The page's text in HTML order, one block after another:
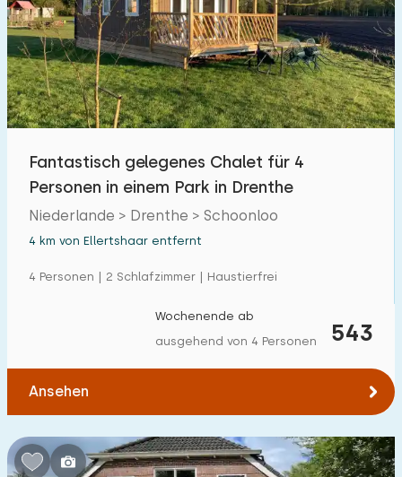
Fantastisch gelegenes Chalet für 4
Personen in einem Park in Drenthe
Niederlande > Drenthe > Schoonloo
4 km von Ellertshaar entfernt
4 Personen | 2 Schlafzimmer | Haustierfrei
543
Wochenende ab
ausgehend von 4 Personen
Ansehen